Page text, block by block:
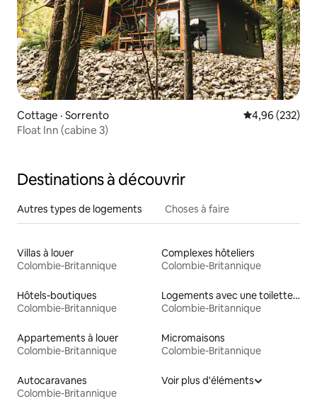
Cottage · Sorrento Note
4,96 (232)
Float Inn (cabine 3)
Destinations à découvrir
Autres types de logements Choses à faire
Villas à louer
Colombie-Britannique
Complexes hôteliers
Colombie-Britannique
Hôtels-boutiques
Colombie-Britannique
Logements avec une toilette à une hauteur accessible
Colombie-Britannique
Appartements à louer
Colombie-Britannique
Micromaisons
Colombie-Britannique
Autocaravanes
Colombie-Britannique
Voir plus d'éléments